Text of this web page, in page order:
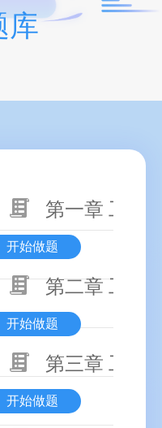
库
第一章 工程
开始做题
第二章 工程
开始做题
第三章 工程
开始做题